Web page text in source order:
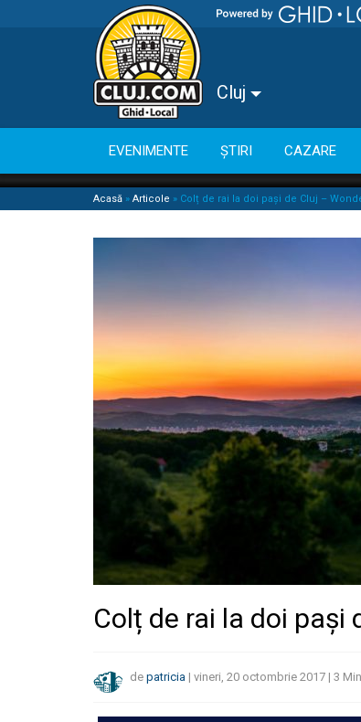
Cluj
EVENIMENTE ȘTIRI CAZARE
Acasă » Articole » Colț de rai la doi pași de Cluj –
Colț de rai la doi pași
de patricia | vineri, 20 octombrie 2017 | 3